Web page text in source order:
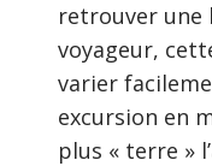
retrouver une
voyageur,
varier
excursion en
plus « terre »